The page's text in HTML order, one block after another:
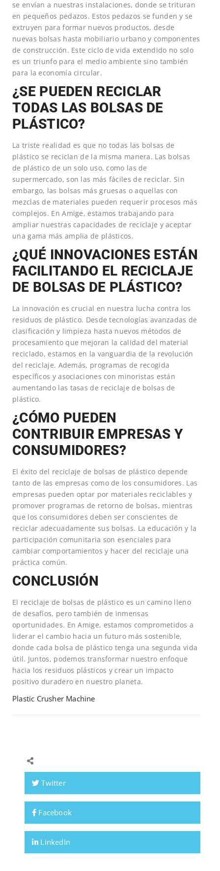
se envían a nuestras instalaciones, donde se trituran
en pequeños pedazos. Estos pedazos se funden y se
extruyen para formar nuevos productos, desde
nuevas bolsas hasta mobiliario urbano y componentes
de construcción. Este ciclo de vida extendido no solo
es un triunfo para el medio ambiente sino también
para la economía circular.
¿SE PUEDEN RECICLAR
TODAS LAS BOLSAS DE
PLÁSTICO?
La triste realidad es que no todas las bolsas de
plástico se reciclan de la misma manera. Las bolsas
de plástico de un solo uso, como las de
supermercado, son las más fáciles de reciclar. Sin
embargo, las bolsas más gruesas o aquellas con
mezclas de materiales pueden requerir procesos más
complejos. En Amige, estamos trabajando para
ampliar nuestras capacidades de reciclaje y aceptar
una gama más amplia de plásticos.
¿QUÉ INNOVACIONES ESTÁN
FACILITANDO EL RECICLAJE
DE BOLSAS DE PLÁSTICO?
La innovación es crucial en nuestra lucha contra los
residuos de plástico. Desde tecnologías avanzadas de
clasificación y limpieza hasta nuevos métodos de
procesamiento que mejoran la calidad del material
reciclado, estamos en la vanguardia de la revolución
del reciclaje. Además, programas de recogida
específicos y asociaciones con minoristas están
aumentando las tasas de reciclaje de bolsas de
plástico.
¿CÓMO PUEDEN
CONTRIBUIR EMPRESAS Y
CONSUMIDORES?
El éxito del reciclaje de bolsas de plástico depende
tanto de las empresas como de los consumidores. Las
empresas pueden optar por materiales reciclables y
promover programas de retorno de bolsas, mientras
que los consumidores deben ser conscientes de
reciclar adecuadamente sus bolsas. La educación y la
participación comunitaria son esenciales para
cambiar comportamientos y hacer del reciclaje una
práctica común.
CONCLUSIÓN
El reciclaje de bolsas de plástico es un camino lleno
de desafíos, pero también de inmensas
oportunidades. En Amige, estamos comprometidos a
liderar el cambio hacia un futuro más sostenible,
donde cada bolsa de plástico tenga una segunda vida
útil. Juntos, podemos transformar nuestro enfoque
hacia los residuos plásticos y crear un impacto
positivo duradero en nuestro planeta.
Plastic Crusher Machine
Twitter
Facebook
LinkedIn